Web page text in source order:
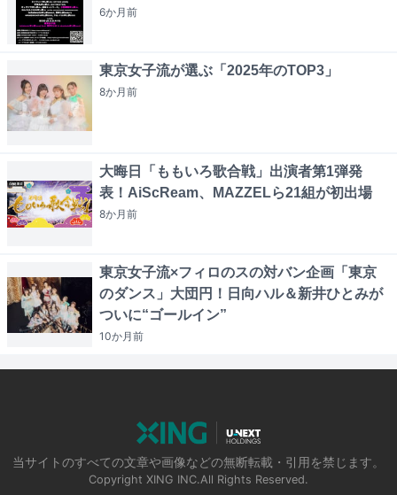
6か月前
東京女子流が選ぶ「2025年のTOP3」
8か月前
大晦日「ももいろ歌合戦」出演者第1弾発
表！AiScReam、MAZZELら21組が初出場
8か月前
東京女子流×フィロのスの対バン企画「東京
のダンス」大団円！日向ハル＆新井ひとみが
ついに“ゴールイン”
10か月前
当サイトのすべての文章や画像などの無断転載・引用を禁じます。
Copyright XING INC.All Rights Reserved.